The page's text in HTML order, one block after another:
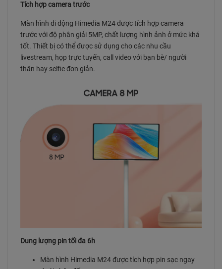
Tích hợp camera trước
Màn hình di động Himedia M24 được tích hợp camera
trước với độ phân giải 5MP, chất lượng hình ảnh ở mức khá
tốt. Thiết bị có thể được sử dụng cho các nhu cầu
livestream, họp trực tuyến, call video với bạn bè/ người
thân hay selfie đơn giản.
Dung lượng pin tối đa 6h
Màn hình Himedia M24 được tích hợp pin sạc ngay